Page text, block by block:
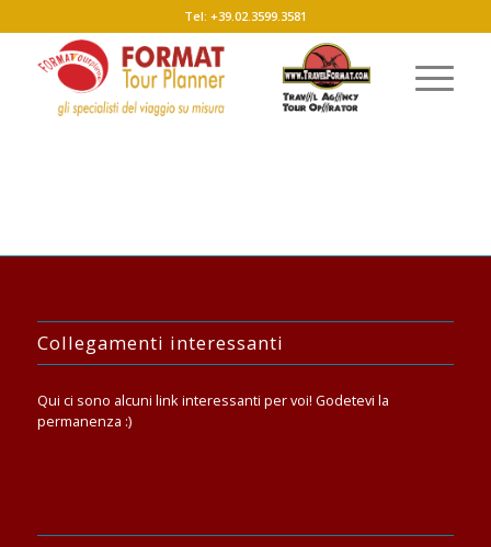
Tel: +39.02.3599.3581
Collegamenti interessanti
Qui ci sono alcuni link interessanti per voi! Godetevi la
permanenza :)